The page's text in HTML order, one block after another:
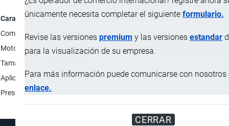
únicamente necesita completar el siguiente formulario.
Revise las versiones premium y las versiones estandar
para la visualización de su empresa.
Para más información puede comunicarse con nosotros
enlace.
CERRAR
Característica
Componentes
Motor eléctrico, protección de salida, protección de
Motor
Frecuencia (50/60 Hz), tipo (monofásico/trifásico),
Tamaño
Aplicación
Gallineros.
Presentación
Unidad.